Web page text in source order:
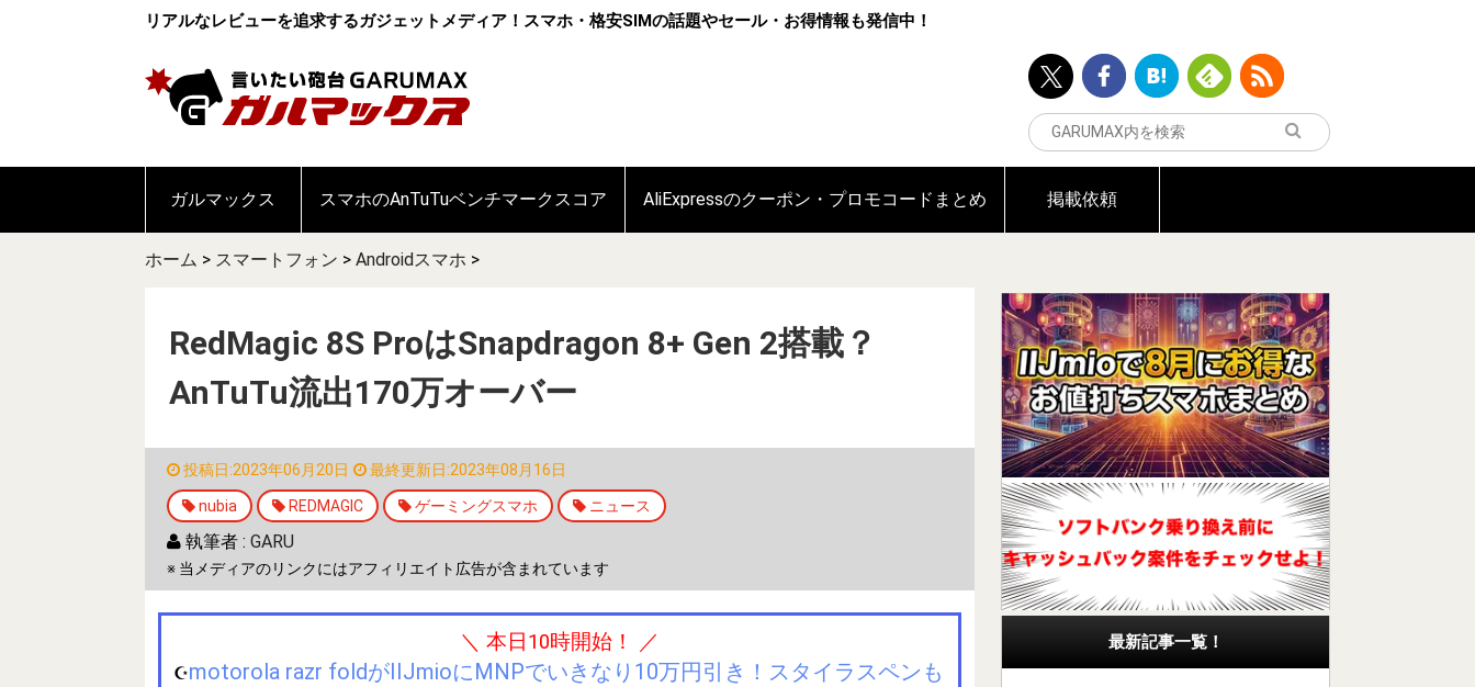
リアルなレビューを追求するガジェットメディア！スマホ・格安SIMの話題やセール・お得情報も発信中！
ガルマックス スマホのAnTuTuベンチマークスコア AliExpressのクーポン・プロモコードまとめ 掲載依頼
ホーム > スマートフォン > Androidスマホ >
RedMagic 8S ProはSnapdragon 8+ Gen 2搭載？
AnTuTu流出170万オーバー
投稿日:2023年06月20日 最終更新日:2023年08月16日
nubia REDMAGIC ゲーミングスマホ ニュース
執筆者 : GARU
※ 当メディアのリンクにはアフィリエイト広告が含まれています
＼ 本日10時開始！ ／
☪️motorola razr foldがIIJmioにMNPでいきなり10万円引き！スタイラスペンも
最新記事一覧！